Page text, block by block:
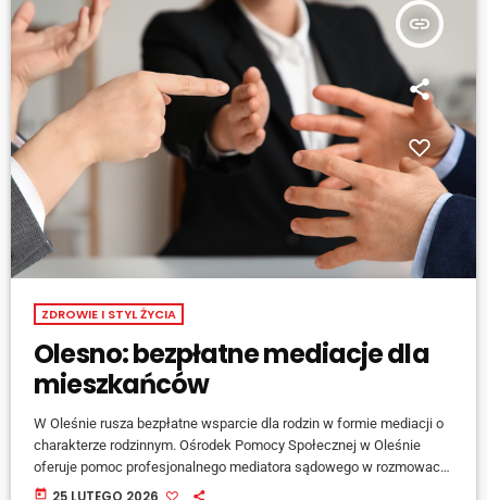
insert_link
ZDROWIE I STYL ŻYCIA
Olesno: bezpłatne mediacje dla
mieszkańców
W Oleśnie rusza bezpłatne wsparcie dla rodzin w formie mediacji o
charakterze rodzinnym. Ośrodek Pomocy Społecznej w Oleśnie
oferuje pomoc profesjonalnego mediatora sądowego w rozmowach
mających na celu rozwiązanie konfliktów rodzinnych. Mediacje
today